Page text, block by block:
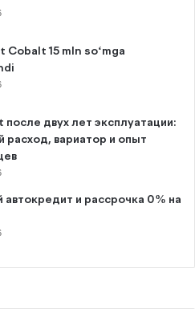
Cobalt 15 mln so‘mga
после двух лет эксплуатации:
расход, вариатор и опыт
автокредит и рассрочка 0% на